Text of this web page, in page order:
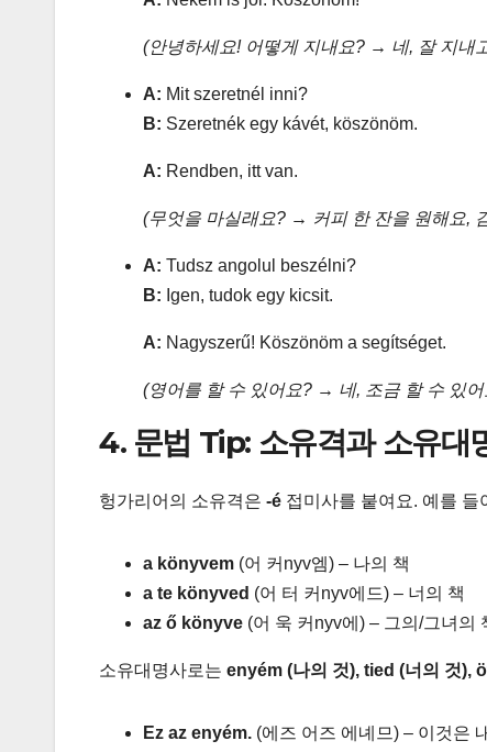
(안녕하세요! 어떻게 지내요? → 네, 잘 지내
A: Mit szeretnél inni?
B: Szeretnék egy kávét, köszönöm.
A: Rendben, itt van.
(무엇을 마실래요? → 커피 한 잔을 원해요,
A: Tudsz angolul beszélni?
B: Igen, tudok egy kicsit.
A: Nagyszerű! Köszönöm a segítséget.
(영어를 할 수 있어요? → 네, 조금 할 수 있
4. 문법 Tip: 소유격과 소유대
헝가리어의 소유격은 -é 접미사를 붙여요. 예를 들
a könyvem (어 커nyv엠) – 나의 책
a te könyved (어 터 커nyv에드) – 너의 책
az ő könyve (어 욱 커nyv에) – 그의/그녀의
소유대명사로는 enyém (나의 것), tied (너의 것),
Ez az enyém. (에즈 어즈 에녜므) – 이것은